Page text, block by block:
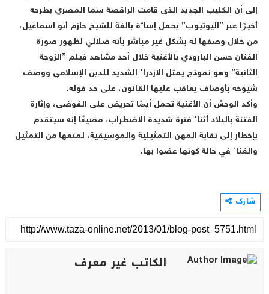
إلى أن الكليب الجديد الذى قامت الراقصة سما المصري بطرحه
أخيرًا عبر ”اليوتيوب” يحمل إساءة بالغة للشيخ حازم أبو اسماعيل،
من خلال وصفها له بشكل غير مباشر بأنه ضلالي لظهور صورة
الفنان حسن البارودي بالأغنية خلال أحد مشاهد فيلم ”الزوجة
الثانية” وهو نموذج يمثل الازدراء الشديد للدين الإسلامي ووصف
شيوخه بأوصاف يعاقب عليها القانون، على حد فوله.
وأكد الوحش أن الأغنية تحمل أيضًا تحريض على الفوضى، وإثارة
الفتنة بالبلاد أثناء فترة شديدة الاضطراب، مضيفًا إنه سيتقدم
بإخطار إلى نقابة المهن التمثيلية والموسيقية، لمنعها من التمثيل
والغناء في حالة كونها عضوا بها.
شارك
الكاتب غير معرف